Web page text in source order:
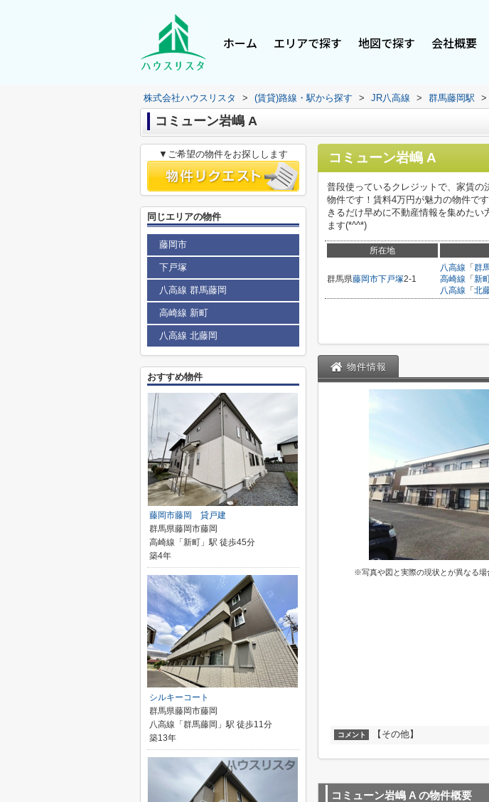
ホーム エリアで探す 地図で探す 会社概要
株式会社ハウスリスタ > (賃貸)路線・駅から探す > JR八高線 > 群馬藤岡駅 >
コミューン岩嶋 A
コミューン岩嶋 A
普段使っているクレジットで、家賃
物件です！賃料4万円が魅力の物件で
きるだけ早めに不動産情報を集めた
ます(*^^*)
所在地
群馬県藤岡市下戸塚2-1
八高線 「 群
高崎線 「 新
八高線 「 北
物件情報
※写真や図と実際の現状とが異なる
コメント 【その他】
コミューン岩嶋 A の物件概要
▼ご希望の物件をお探しします
同じエリアの物件
藤岡市
下戸塚
八高線 群馬藤岡
高崎線 新町
八高線 北藤岡
おすすめ物件
藤岡市藤岡 貸戸建
群馬県藤岡市藤岡
高崎線「新町」駅 徒歩45分
築4年
シルキーコート
群馬県藤岡市藤岡
八高線「群馬藤岡」駅 徒歩11分
築13年